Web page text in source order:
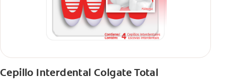
Cepillo Interdental Colgate Total